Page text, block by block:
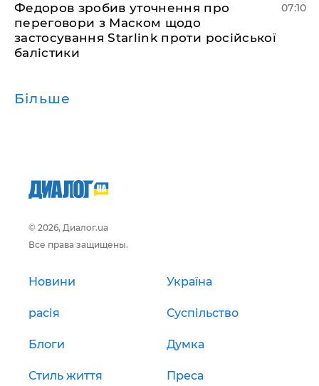
Федоров зробив уточнення про
переговори з Маском щодо
застосування Starlink проти російської
балістики
07:10
Більше
© 2026, Диалог.ua
Все права защищены.
Новини Україна
расія Суспільство
Блоги Думка
Стиль життя Преса